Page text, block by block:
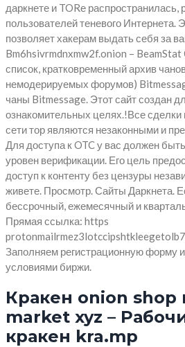
даркнете и TORе распространилась,
пользователей теневого Интернета.
позволяет хакерам выдать себя за
Bm6hsivrmdnxmw2f.onion – BeamStat
список, кратковременный архив
немодерируемых форумов)
чаны Bitmessage. Этот сайт создан
ознакомительных целях.!Все сделки
сети тор являются незаконными и
Для доступа к OTC у вас должен
уровен верификации. Его цель
доступ к контенту без цензуры
живете. Просмотр. Сайты Даркнета.
бессрочный, ежемесячный и
Прямая ссылка: https
Заполняем регистрационную форму
условиями биржи.
Кракен onion shop
market xyz –
кракен kra.mp